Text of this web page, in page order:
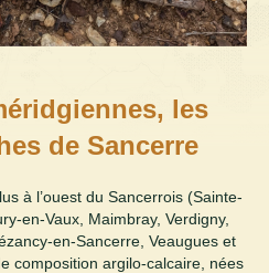
les
de Sancerre
à l’ouest du Sancerrois (Sainte-
en-Vaux, Maimbray, Verdigny,
en-Sancerre, Veaugues et
composition argilo-calcaire, nées